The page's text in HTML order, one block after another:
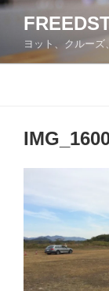
コ
ン
ヨット、クルー